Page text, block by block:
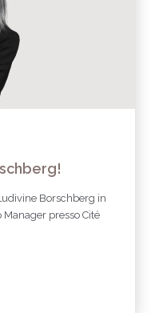
Borschberg in
presso Cité